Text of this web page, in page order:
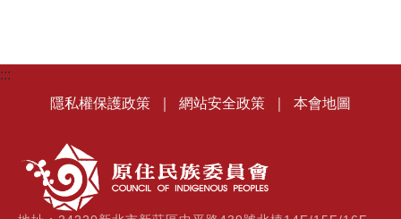
:::
隱私權保護政策
網站安全政策 本會地圖